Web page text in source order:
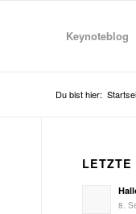
Keynoteblog
Du bist hier:
LETZTE
8.